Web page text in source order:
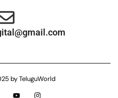
by TeluguWorld